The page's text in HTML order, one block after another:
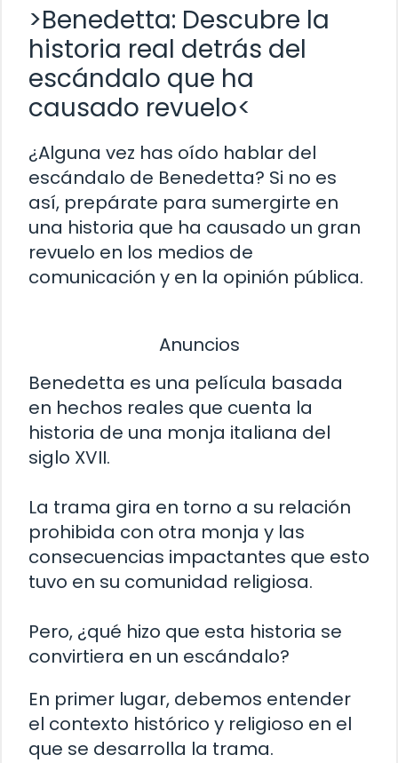
>Benedetta: Descubre la
historia real detrás del
escándalo que ha
causado revuelo<
¿Alguna vez has oído hablar del
escándalo de Benedetta? Si no es
así, prepárate para sumergirte en
una historia que ha causado un gran
revuelo en los medios de
comunicación y en la opinión pública.
Anuncios
Benedetta es una película basada
en hechos reales que cuenta la
historia de una monja italiana del
siglo XVII.
La trama gira en torno a su relación
prohibida con otra monja y las
consecuencias impactantes que esto
tuvo en su comunidad religiosa.
Pero, ¿qué hizo que esta historia se
convirtiera en un escándalo?
En primer lugar, debemos entender
el contexto histórico y religioso en el
que se desarrolla la trama.